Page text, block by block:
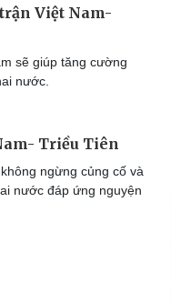
Việt Nam-
sẽ giúp tăng cường
nước.
Triều Tiên
ngừng củng cố và
nước đáp ứng nguyện